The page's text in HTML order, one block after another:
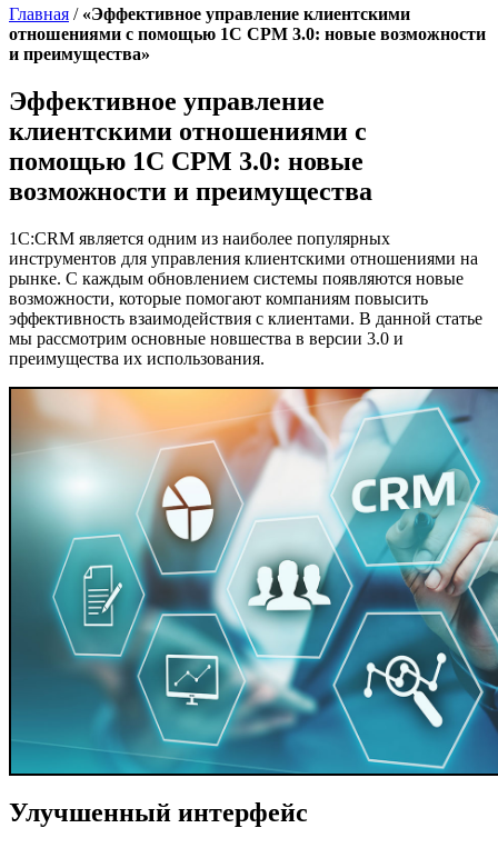
Главная / «Эффективное управление клиентскими
отношениями с помощью 1С СРМ 3.0: новые возможности
и преимущества»
Эффективное управление
клиентскими отношениями с
помощью 1С СРМ 3.0: новые
возможности и преимущества
1С:CRM является одним из наиболее популярных
инструментов для управления клиентскими отношениями на
рынке. С каждым обновлением системы появляются новые
возможности, которые помогают компаниям повысить
эффективность взаимодействия с клиентами. В данной статье
мы рассмотрим основные новшества в версии 3.0 и
преимущества их использования.
Улучшенный интерфейс